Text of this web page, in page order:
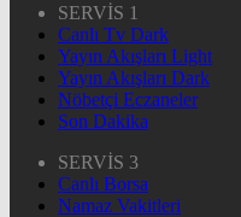
SERVİS 1
Canlı Tv Dark
Yayın Akışları Light
Yayın Akışları Dark
Nöbetçi Eczaneler
Son Dakika
SERVİS 3
Canlı Borsa
Namaz Vakitleri